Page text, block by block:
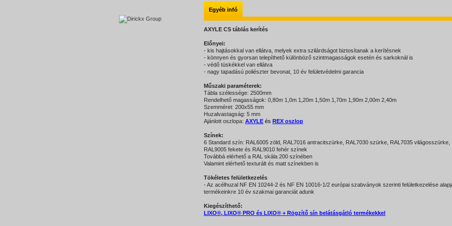
Egyéb infó
AXYLE CS táblás kerítés
Előnyei:
- kis hajtásokkal van ellátva, melyek extra szilárdságot biztosítanak a kerítésnek
- könnyen és gyorsan telepíthető különböző szintmagasságok esetén és sarkoknál is
- védő tüskékkel van ellátva
- nagy tapadású poliészter bevonat, 10 év felületvédelmi garancia
Műszaki paraméterek:
Tábla szélessége: 2500mm
Rendelhető magasságok: 0,80m 1,0m 1,20m 1,50m 1,70m 1,90m 2,00m 2,40m
Szemméret: 200x55 mm
Huzalvastagság: 5 mm
Ajánlott oszlopa: AXYLE és REX oszlop
Színek:
6 Standard szín: RAL6005 zöld, RAL7016 antracitszürke, RAL7030 szürke, RAL7035 világosszürke,
RAL9005 fekete és RAL9010 fehér színek
Továbbá elérhető a RAL skála 200 színében
Valamint elérhető texturált és matt színekben is
Tökéletes felületkezelés
- Az acélhuzal NF EN 10244-2 és NF EN 10016-1/2 európai szabványok szerinti felületkezelése
termékeinkre 10 év szakmai garanciát adunk
Kiegészíthető:
LIXO®, LIXO® PRO és LIXO® + Rögzítő sín belátásgátló termékekkel